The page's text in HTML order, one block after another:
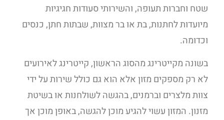
שטח וחברות תעופה, והשירותי סעודות חגיגיות
מיועדות לחתנות, בת או בר מצוות, שבתות חתן, כנסים
וכדומה.
בשונה מקייטרינג מהסוג הראשון, קייטרינג לאירועים
לא רק מספקים מזון אלא הוא גם כולל שירות על ידי
צוות מלצרים וברמנים, בהגשה לשולחנות או בשיטת
מזנון. המזון עשוי להגיע מוכן להגשה, באופן מוכן אך